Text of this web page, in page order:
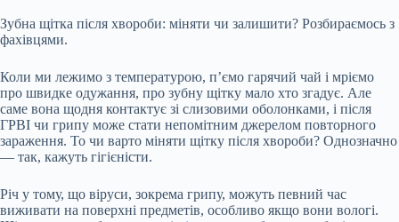
Зубна щітка після хвороби: міняти чи залишити? Розбираємось з
фахівцями.
Коли ми лежимо з температурою, п’ємо гарячий чай і мріємо
про швидке одужання, про зубну щітку мало хто згадує. Але
саме вона щодня контактує зі слизовими оболонками, і після
ГРВІ чи грипу може стати непомітним джерелом повторного
зараження. То чи варто міняти щітку після хвороби? Однозначно
— так, кажуть гігієністи.
Річ у тому, що віруси, зокрема грипу, можуть певний час
виживати на поверхні предметів, особливо якщо вони вологі.